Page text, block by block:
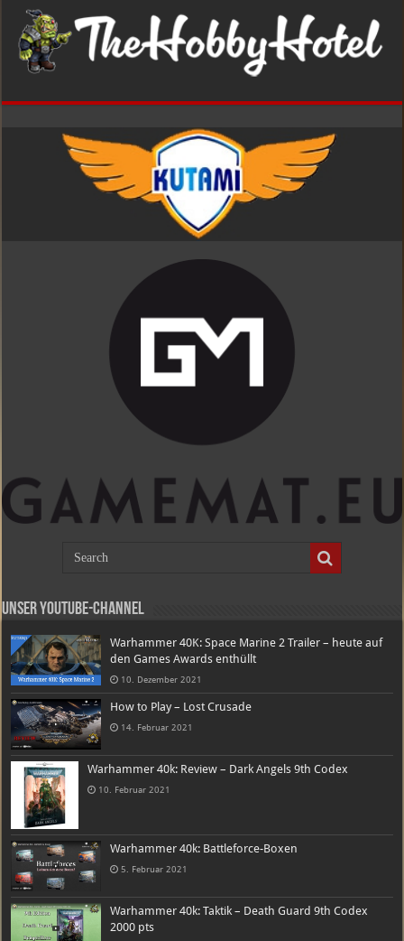
Unser Youtube-Channel
Warhammer 40K: Space Marine 2 Trailer – heute auf
den Games Awards enthüllt
10. Dezember 2021
How to Play – Lost Crusade
14. Februar 2021
Warhammer 40k: Review – Dark Angels 9th Codex
10. Februar 2021
Warhammer 40k: Battleforce-Boxen
5. Februar 2021
Warhammer 40k: Taktik – Death Guard 9th Codex
2000 pts